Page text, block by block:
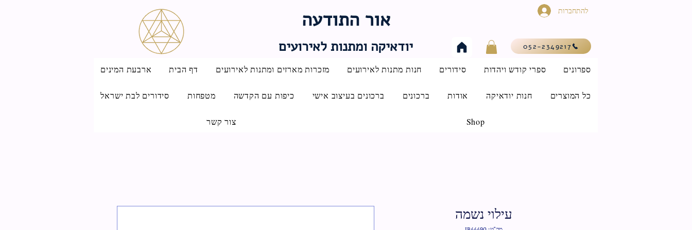
אור התודעה
יודאיקה ומתנות לאירועים
להתחברות
052-2349217
ארבעת המינים דף הבית מזכרות מארזים ומתנות לאירועים חנות מתנות לאירועים סידורים ספרי קודש ויהדות ספרונים
סידורים לבת ישראל מטפחות כיפות עם הקדשה ברכונים בעיצוב אישי ברכונים אודות חנות יודאיקה כל המוצרים
צור קשר Shop
עילוי נשמה